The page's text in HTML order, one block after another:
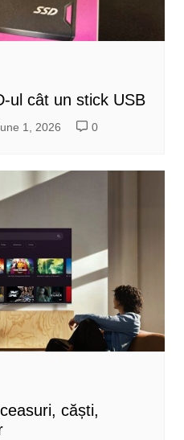
ul cât un stick USB
1, 2026 0
căști,